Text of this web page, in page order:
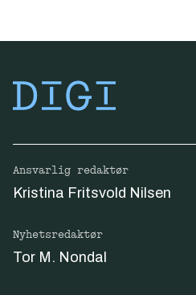
Ansvarlig redaktør
Kristina Fritsvold Nilsen
Nyhetsredaktør
Tor M. Nondal